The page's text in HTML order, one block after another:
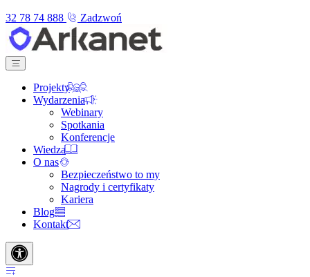
32 78 74 888
Zadzwoń
Projekty
Wydarzenia
Webinary
Spotkania
Konferencje
Wiedza
O nas
Bezpieczeństwo to my
Nagrody i certyfikaty
Kariera
Blog
Kontakt